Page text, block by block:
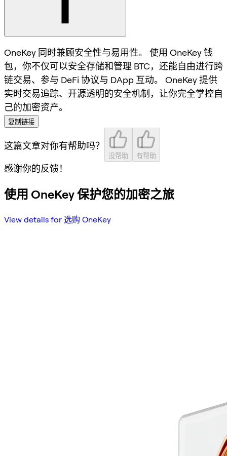
OneKey 同时兼顾安全性与易用性。 使用 OneKey 钱
包，你不仅可以安全存储和管理 BTC，还能自由进行跨
链交易、参与 DeFi 协议与 DApp 互动。 OneKey 提供
实时交易追踪、开源透明的安全机制，让你完全掌控自
己的加密资产。
复制链接
这篇文章对你有帮助吗？
没帮助 有帮助
感谢你的反馈！
使用 OneKey 保护您的加密之旅
View details for 选购 OneKey